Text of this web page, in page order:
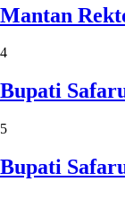
Mantan
4
Bupati
5
Bupati